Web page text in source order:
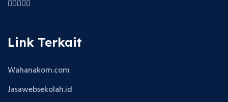
Link Terkait
Wahanakom.com
Jasawebsekolah.id